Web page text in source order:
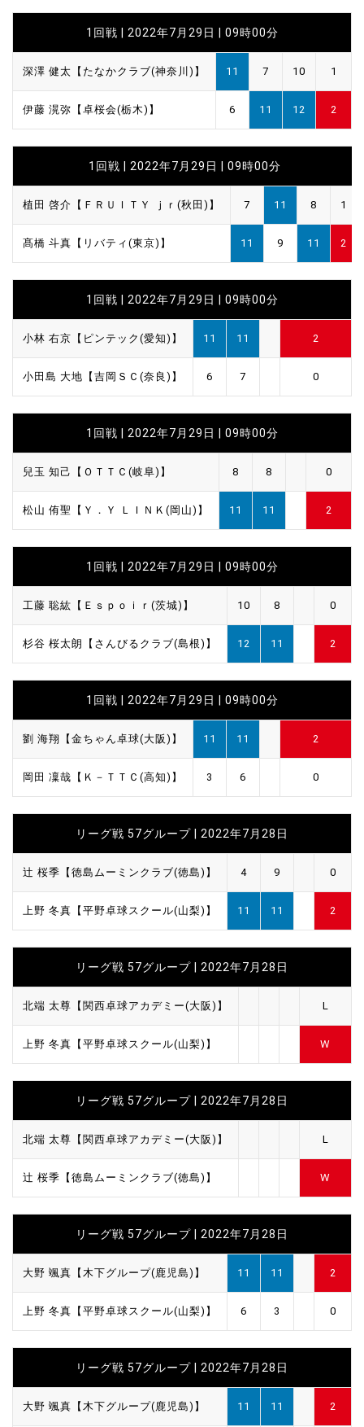
1回戦 | 2022年7月29日 | 09時00分
深澤 健太【たなかクラブ(神奈川)】 11 7 10 1
伊藤 滉弥【卓桜会(栃木)】 6 11 12 2
1回戦 | 2022年7月29日 | 09時00分
植田 啓介【ＦＲＵＩＴＹ ｊｒ(秋田)】 7 11 8 1
髙橋 斗真【リバティ(東京)】 11 9 11 2
1回戦 | 2022年7月29日 | 09時00分
小林 右京【ピンテック(愛知)】 11 11 2
小田島 大地【吉岡ＳＣ(奈良)】 6 7 0
1回戦 | 2022年7月29日 | 09時00分
兒玉 知己【ＯＴＴＣ(岐阜)】 8 8 0
松山 侑聖【Ｙ．Ｙ ＬＩＮＫ(岡山)】 11 11 2
1回戦 | 2022年7月29日 | 09時00分
工藤 聡紘【Ｅｓｐｏｉｒ(茨城)】 10 8 0
杉谷 桜太朗【さんびるクラブ(島根)】 12 11 2
1回戦 | 2022年7月29日 | 09時00分
劉 海翔【金ちゃん卓球(大阪)】 11 11 2
岡田 凜哉【Ｋ－ＴＴＣ(高知)】 3 6 0
リーグ戦 57グループ | 2022年7月28日
辻 桜季【徳島ムーミンクラブ(徳島)】 4 9 0
上野 冬真【平野卓球スクール(山梨)】 11 11 2
リーグ戦 57グループ | 2022年7月28日
北端 太尊【関西卓球アカデミー(大阪)】 L
上野 冬真【平野卓球スクール(山梨)】 W
リーグ戦 57グループ | 2022年7月28日
北端 太尊【関西卓球アカデミー(大阪)】 L
辻 桜季【徳島ムーミンクラブ(徳島)】 W
リーグ戦 57グループ | 2022年7月28日
大野 颯真【木下グループ(鹿児島)】 11 11 2
上野 冬真【平野卓球スクール(山梨)】 6 3 0
リーグ戦 57グループ | 2022年7月28日
大野 颯真【木下グループ(鹿児島)】 11 11 2